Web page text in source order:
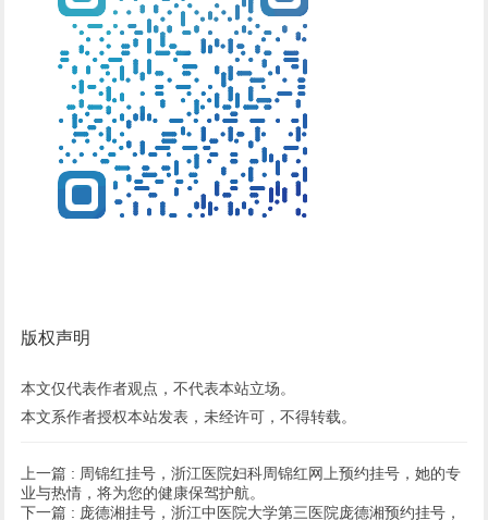
版权声明
本文仅代表作者观点，不代表本站立场。
本文系作者授权本站发表，未经许可，不得转载。
上一篇 : 周锦红挂号，浙江医院妇科周锦红网上预约挂号，她的专
业与热情，将为您的健康保驾护航。
下一篇 : 庞德湘挂号，浙江中医院大学第三医院庞德湘预约挂号，